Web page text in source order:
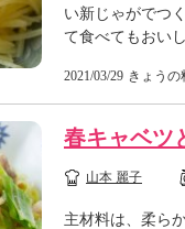
い新じゃがでつ
て食べてもおい
2021/03/29 きょう
春キャベツ
山本 麗子
主材料は、柔ら